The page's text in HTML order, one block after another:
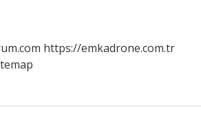
https://emkadrone.com.tr